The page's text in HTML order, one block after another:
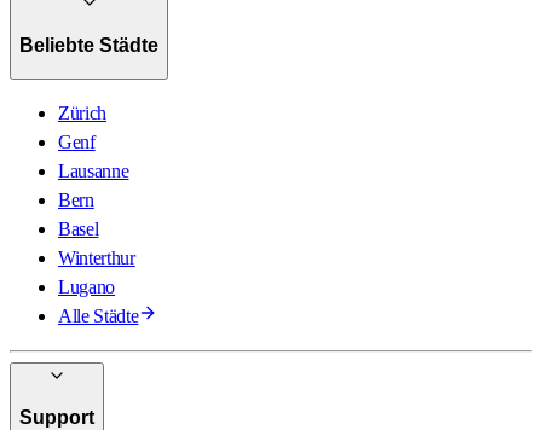
Beliebte Städte
Zürich
Genf
Lausanne
Bern
Basel
Winterthur
Lugano
Alle Städte
Support